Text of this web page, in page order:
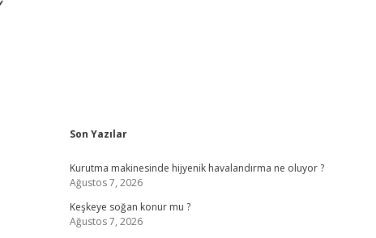
Sidebar
Son Yazılar
Kurutma makinesinde hijyenik havalandırma ne oluyor ?
Ağustos 7, 2026
Keşkeye soğan konur mu ?
Ağustos 7, 2026